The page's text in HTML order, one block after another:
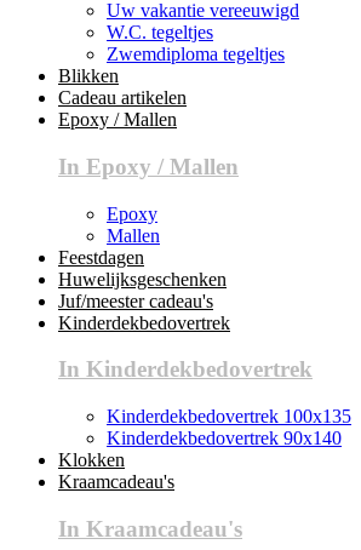
Uw vakantie vereeuwigd
W.C. tegeltjes
Zwemdiploma tegeltjes
Blikken
Cadeau artikelen
Epoxy / Mallen
In Epoxy / Mallen
Epoxy
Mallen
Feestdagen
Huwelijksgeschenken
Juf/meester cadeau's
Kinderdekbedovertrek
In Kinderdekbedovertrek
Kinderdekbedovertrek 100x135
Kinderdekbedovertrek 90x140
Klokken
Kraamcadeau's
In Kraamcadeau's